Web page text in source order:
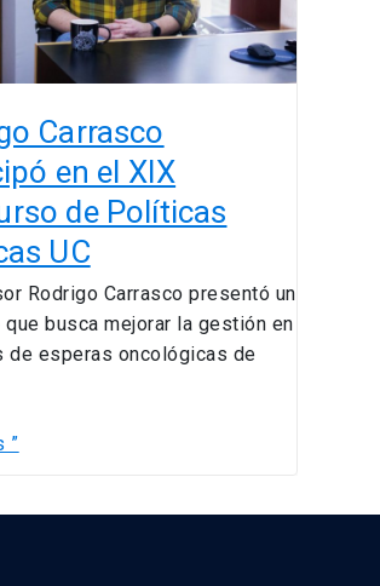
Carrasco
en el XIX
de Políticas
UC
Rodrigo Carrasco presentó un
busca mejorar la gestión en
de esperas oncológicas de
”